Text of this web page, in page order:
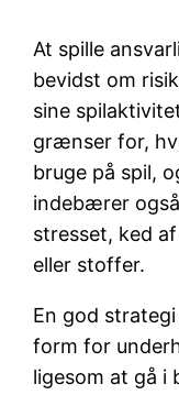
At spille
bevidst om
sine
grænser for,
bruge på spil,
indebærer
stresset, ked
eller stoffer.
En god
form for
ligesom at gå i